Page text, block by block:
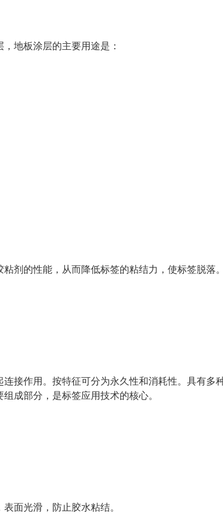
地板涂层的主要用途是：
剂的性能，从而降低标签的粘结力，使标签脱落。
接作用。按特征可分为永久性和消耗性。具有多
成部分，是标签应用技术的核心。
面光滑，防止胶水粘结。